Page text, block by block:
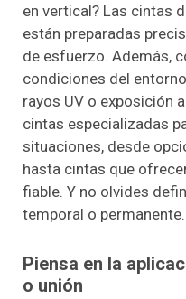
en vertical? Las cintas
están preparadas
de esfuerzo. Además,
condiciones del
rayos UV o exposición
cintas especializadas
situaciones, desde
hasta cintas que
fiable. Y no olvides
temporal o permanente.
Piensa en la
o unión